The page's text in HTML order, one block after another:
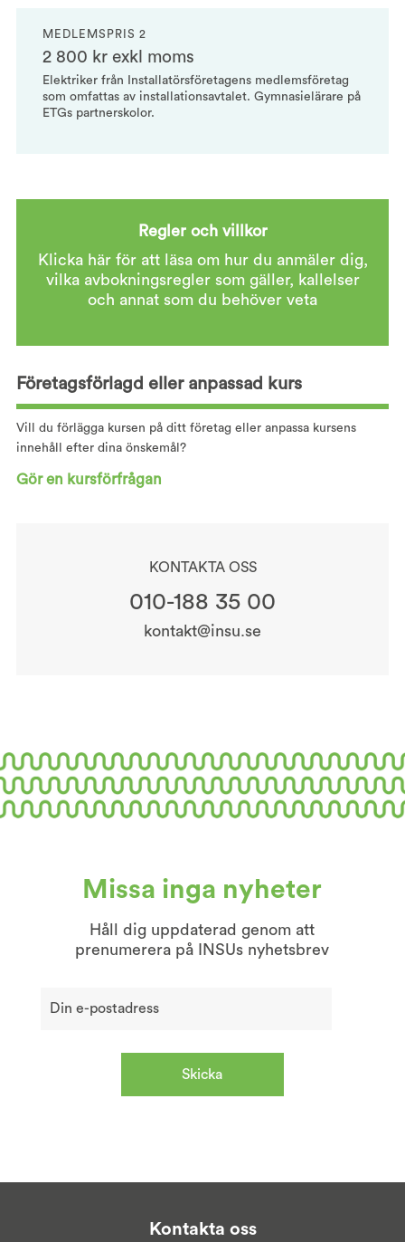
MEDLEMSPRIS 2
2 800 kr exkl moms
Elektriker från Installatörsföretagens medlemsföretag
som omfattas av installationsavtalet. Gymnasielärare på
ETGs partnerskolor.
Regler och villkor
Klicka här för att läsa om hur du anmäler dig,
vilka avbokningsregler som gäller, kallelser
och annat som du behöver veta
Företagsförlagd eller anpassad kurs
Vill du förlägga kursen på ditt företag eller anpassa kursens
innehåll efter dina önskemål?
Gör en kursförfrågan
KONTAKTA OSS
010-188 35 00
kontakt@insu.se
Missa inga nyheter
Håll dig uppdaterad genom att
prenumerera på INSUs nyhetsbrev
Kontakta oss